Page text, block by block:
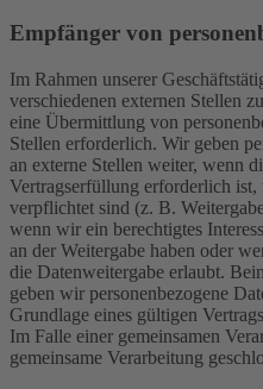
Empfänger von
Im Rahmen unserer
verschiedenen externen Stellen
eine Übermittlung von
Stellen erforderlich. Wir geben
an externe Stellen weiter, wenn
Vertragserfüllung erforderlich
verpflichtet sind (z. B.
wenn wir ein berechtigtes
an der Weitergabe haben oder
die Datenweitergabe erlaubt.
geben wir personenbezogene
Grundlage eines gültigen
Im Falle einer gemeinsamen
gemeinsame Verarbeitung